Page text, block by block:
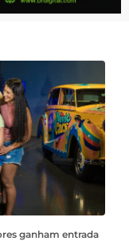
ganham entrada